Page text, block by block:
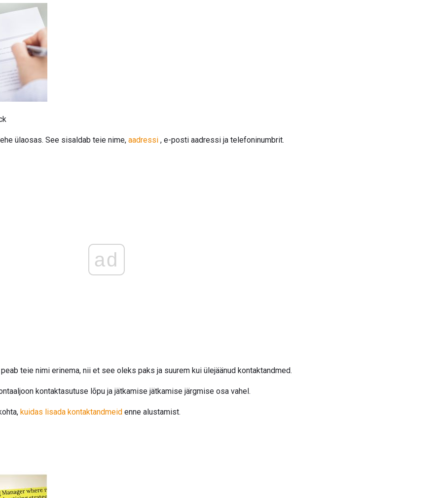
ülaosas. See sisaldab teie nime, aadressi , e-posti aadressi ja telefoninumbrit.
ad
teie nimi erinema, nii et see oleks paks ja suurem kui ülejäänud kontaktandmed.
kontaktasutuse lõpu ja jätkamise jätkamise järgmise osa vahel.
kuidas lisada kontaktandmeid enne alustamist.